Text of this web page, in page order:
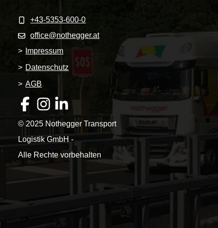
+43-5353-600-0
office@nothegger.at
>
Impressum
> Datenschutz
> AGB
© 2025 Nothegger Transport
Logistik GmbH -
Alle Rechte vorbehalten